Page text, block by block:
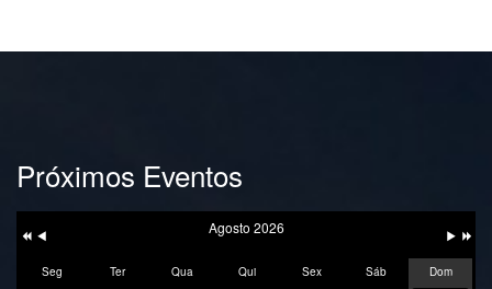
Próximos Eventos
Ano
Anterior
Mês
Anterior Ano
Mês
Agosto 2026
Seg Ter Qua Qui Sex Sáb
Dom